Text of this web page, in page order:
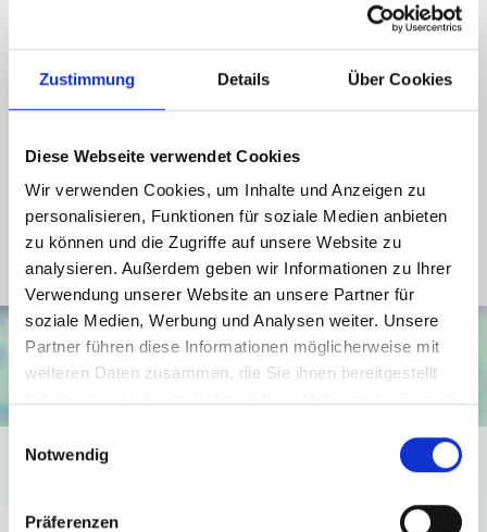
Zustimmung Details Über Cookies
Diese Webseite verwendet Cookies
Wir verwenden Cookies, um Inhalte und Anzeigen zu
personalisieren, Funktionen für soziale Medien anbieten
zu können und die Zugriffe auf unsere Website zu
analysieren. Außerdem geben wir Informationen zu Ihrer
Verwendung unserer Website an unsere Partner für
soziale Medien, Werbung und Analysen weiter. Unsere
Partner führen diese Informationen möglicherweise mit
weiteren Daten zusammen, die Sie ihnen bereitgestellt
Einwilligungsauswahl
Notwendig
Präferenzen
Wesentlicher Energieträger
Öl
Energieausweis Werteklasse
Energieausweis Gebäudeart
Wohngebäude
Heizung
Zentralheizung
Befeuerung
Öl
Ich bin damit einverstanden, dass mir Karten von Google
Datenschutzbedingungen von Google